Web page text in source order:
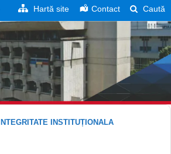
Hartă site Contact Caută
INTEGRITATE INSTITUȚIONALA